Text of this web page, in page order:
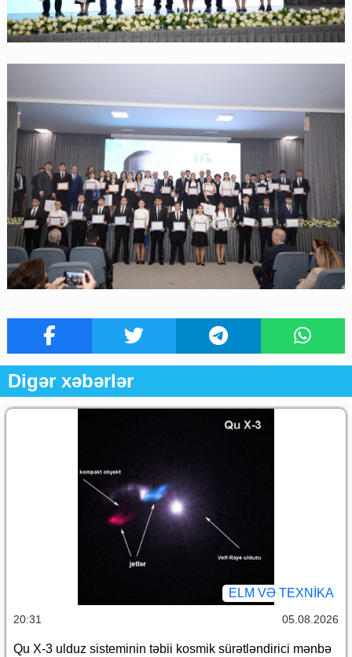
Digər xəbərlər
ELM VƏ TEXNIKA
20:31 05.08.2026
Qu X-3 ulduz sisteminin təbii kosmik sürətləndirici mənbə